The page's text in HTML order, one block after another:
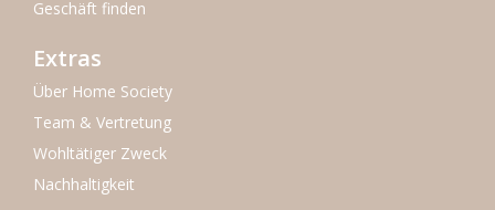
Geschäft finden
Extras
Über Home Society
Team & Vertretung
Wohltätiger Zweck
Nachhaltigkeit